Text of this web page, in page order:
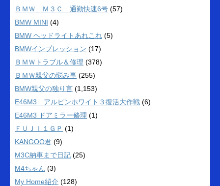
ＢＭＷ Ｍ３Ｃ 通勤快速6号 (57)
BMW MINI (4)
BMW ヘッドライトあれこれ (5)
BMWインプレッション (17)
ＢＭＷトラブル＆修理 (378)
ＢＭＷ親父の悩み事 (255)
BMW親父の独り言 (1,153)
E46M3 アルピンホワイト３復活大作戦 (6)
E46M3 ドアミラー修理 (1)
ＦＵＪＩ１ＧＰ (1)
KANGOO君 (9)
M3C納車まで日記 (25)
M4ちゃん (3)
My Home紹介 (128)